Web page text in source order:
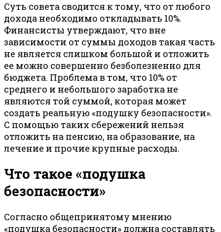
Суть совета сводится к тому, что от любого
дохода необходимо откладывать 10%.
Финансисты утверждают, что вне
зависимости от суммы доходов такая часть
не является слишком большой и отложить
ее можно совершенно безболезненно для
бюджета. Проблема в том, что 10% от
среднего и небольшого заработка не
являются той суммой, которая может
создать реальную «подушку безопасности».
С помощью таких сбережений нельзя
отложить на пенсию, на образование, на
лечение и прочие крупные расходы.
Что такое «подушка
безопасности»
Согласно общепринятому мнению
«подушка безопасности» должна составлять